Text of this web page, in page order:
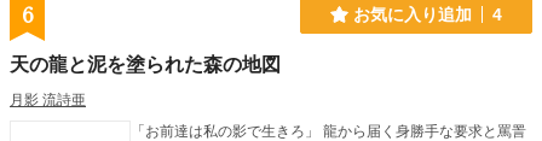
6 お気に入り追加 4
天の龍と泥を塗られた森の地図
月影 流詩亜
「お前達は私の影で生きろ」 龍から届く身勝手な要求と罵詈